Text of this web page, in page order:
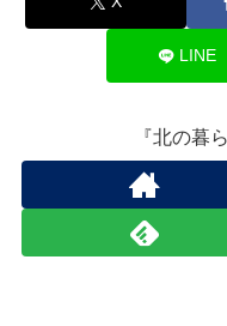
LINE
『北の暮